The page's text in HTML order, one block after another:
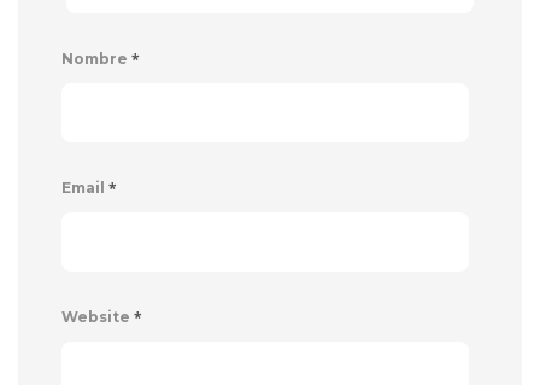
Nombre *
Email *
Website *